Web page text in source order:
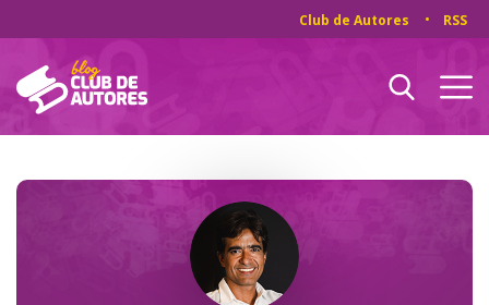
Club de Autores RSS